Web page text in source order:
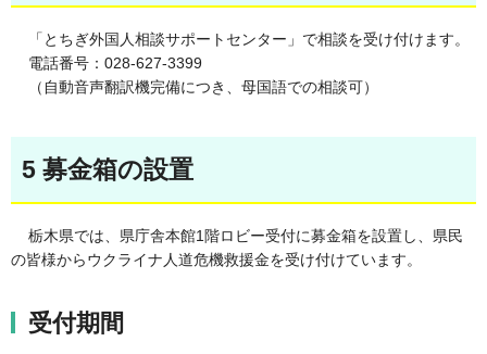
「とちぎ外国人相談サポートセンター」で相談を受け付けます。
電話番号：028-627-3399
（自動音声翻訳機完備につき、母国語での相談可）
5 募金箱の設置
栃木県では、県庁舎本館1階ロビー受付に募金箱を設置し、県民
の皆様からウクライナ人道危機救援金を受け付けています。
受付期間